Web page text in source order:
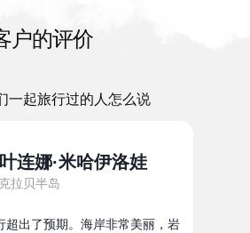
一起旅行过的人怎么说
户的评价
叶连娜·米哈伊洛娃
克拉贝半岛
超出了预期。海岸非常美丽，岩